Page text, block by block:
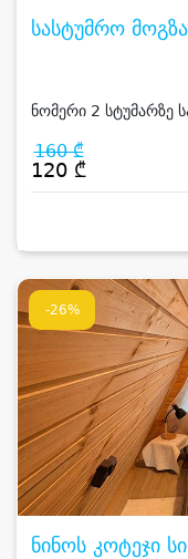
სასტუმრო
ნომერი 2 სტუმარზე
160 ₾
120 ₾
-26%
ნინოს კოტეჯი